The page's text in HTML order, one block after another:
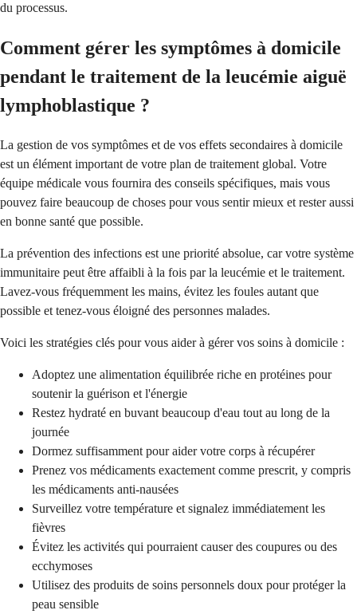
du processus.
Comment gérer les symptômes à domicile
pendant le traitement de la leucémie aiguë
lymphoblastique ?
La gestion de vos symptômes et de vos effets secondaires à domicile
est un élément important de votre plan de traitement global. Votre
équipe médicale vous fournira des conseils spécifiques, mais vous
pouvez faire beaucoup de choses pour vous sentir mieux et rester aussi
en bonne santé que possible.
La prévention des infections est une priorité absolue, car votre système
immunitaire peut être affaibli à la fois par la leucémie et le traitement.
Lavez-vous fréquemment les mains, évitez les foules autant que
possible et tenez-vous éloigné des personnes malades.
Voici les stratégies clés pour vous aider à gérer vos soins à domicile :
Adoptez une alimentation équilibrée riche en protéines pour
soutenir la guérison et l'énergie
Restez hydraté en buvant beaucoup d'eau tout au long de la
journée
Dormez suffisamment pour aider votre corps à récupérer
Prenez vos médicaments exactement comme prescrit, y compris
les médicaments anti-nausées
Surveillez votre température et signalez immédiatement les
fièvres
Évitez les activités qui pourraient causer des coupures ou des
ecchymoses
Utilisez des produits de soins personnels doux pour protéger la
peau sensible